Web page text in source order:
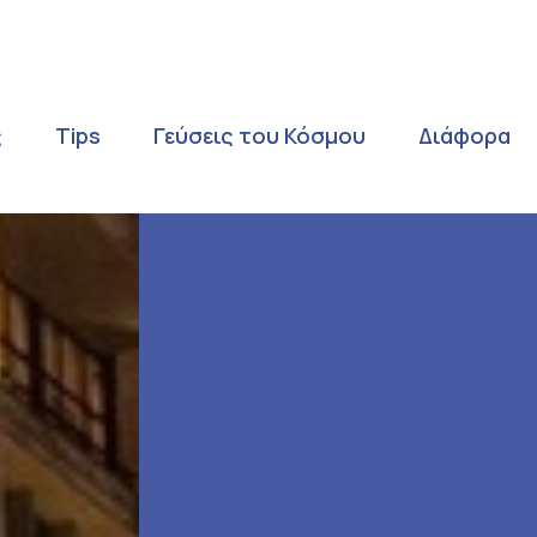
Tips Γεύσεις του Κόσμου Διάφορα